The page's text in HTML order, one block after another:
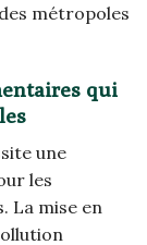
métropoles
qui
une
les
La mise en